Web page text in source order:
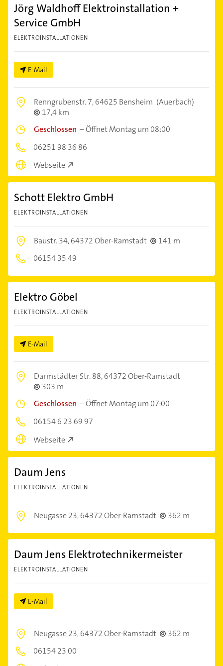
Jörg Waldhoff Elektroinstallation +
Service GmbH
ELEKTROINSTALLATIONEN
E-Mail
Renngrubenstr. 7,64625 Bensheim (Auerbach)
17,4 km
Geschlossen –Öffnet Montag um 08:00
06251 98 36 86
Webseite
Schott Elektro GmbH
ELEKTROINSTALLATIONEN
Baustr. 34,64372 Ober-Ramstadt
141 m
06154 35 49
Elektro Göbel
ELEKTROINSTALLATIONEN
E-Mail
Darmstädter Str. 88,64372 Ober-Ramstadt
303 m
Geschlossen –Öffnet Montag um 07:00
06154 6 23 69 97
Webseite
Daum Jens
ELEKTROINSTALLATIONEN
Neugasse 23,64372 Ober-Ramstadt 362 m
Daum Jens Elektrotechnikermeister
ELEKTROINSTALLATIONEN
E-Mail
Neugasse 23,64372 Ober-Ramstadt
362 m
06154 23 00